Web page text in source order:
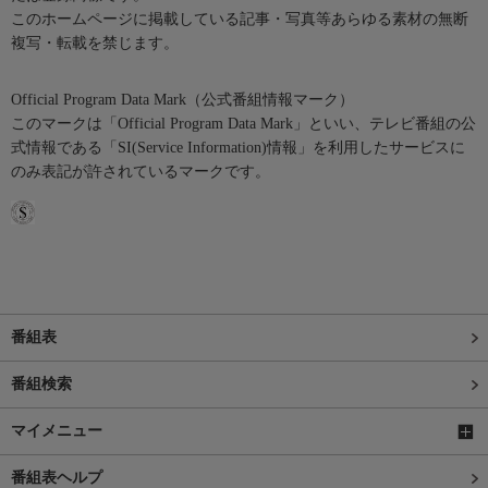
このホームページに掲載している記事・写真等あらゆる素材の無断
複写・転載を禁じます。
Official Program Data Mark（公式番組情報マーク）
このマークは「Official Program Data Mark」といい、テレビ番組の公
式情報である「SI(Service Information)情報」を利用したサービスに
のみ表記が許されているマークです。
番組表
番組検索
マイメニュー
番組表ヘルプ